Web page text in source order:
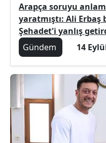
Arapça soruyu
yaratmıştı: Ali Erbaş
Şehadet'i yanlış
Gündem
14